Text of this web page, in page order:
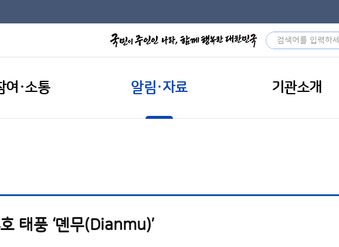
여·소통 알림·자료 기관소개
태풍 ‘뎬무(Dianmu)’